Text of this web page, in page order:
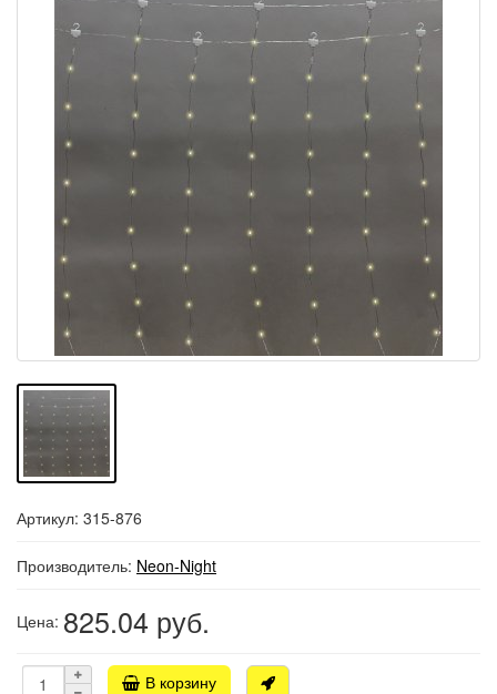
Артикул: 315-876
Производитель: Neon-Night
Цена: 825.04 руб.
В корзину